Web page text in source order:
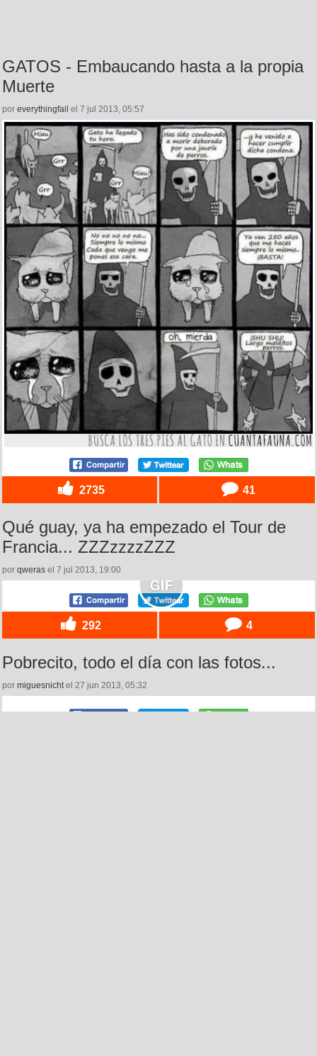
GATOS - Embaucando hasta a la propia
Muerte
por everythingfail el 7 jul 2013, 05:57
2735 41
Qué guay, ya ha empezado el Tour de
Francia... ZZZzzzzZZZ
por qweras el 7 jul 2013, 19:00